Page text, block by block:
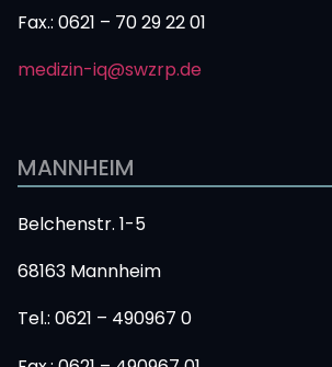
Fax.: 0621 – 70 29 22 01
medizin-iq@swzrp.de
MANNHEIM
Belchenstr. 1-5
68163 Mannheim
Tel.: 0621 – 490967 0